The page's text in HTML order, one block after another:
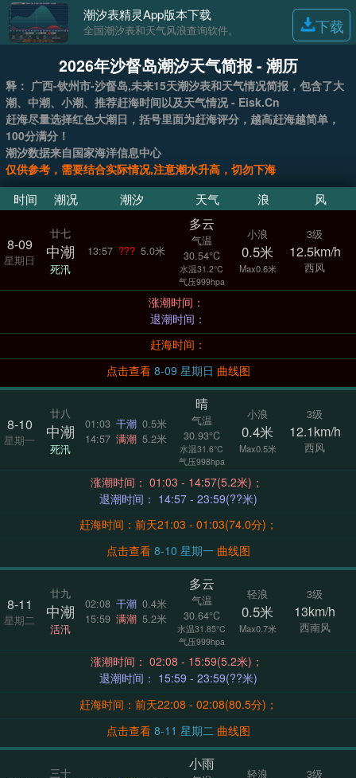
潮汐表精灵App版本下载
全国潮汐表和天气风浪查询软件。 下载
2026年沙督岛潮汐天气简报 - 潮历
释： 广西-钦州市-沙督岛,未来15天潮汐表和天气情况简报，包含了大
潮、中潮、小潮、推荐赶海时间以及天气情况 - Eisk.Cn
赶海尽量选择红色大潮日，括号里面为赶海评分，越高赶海越简单，
100分满分！
潮汐数据来自国家海洋信息中心
仅供参考，需要结合实际情况,注意潮水升高，切勿下海
时间 潮况 潮汐 天气 浪 风
8-09
星期日
廿七
中潮
死汛
13:57 ??? 5.0米
多云
气温
30.54°C
水温31.2°C
气压999hpa
小浪
0.5米
Max0.6米
3级
12.5km/h
西风
涨潮时间：
退潮时间：
赶海时间：
点击查看
8-09 星期日 曲线图
8-10
星期一
廿八
中潮
死汛
01:03 干潮 0.5米
14:57 满潮 5.2米
晴
气温
30.93°C
水温31.6°C
气压998hpa
小浪
0.4米
Max0.5米
3级
12.1km/h
西风
涨潮时间： 01:03 - 14:57(5.2米)；
退潮时间： 14:57 - 23:59(??米)
赶海时间：前天21:03 - 01:03(74.0分)；
点击查看
8-10 星期一 曲线图
8-11
星期二
廿九
中潮
活汛
02:08 干潮 0.4米
15:59 满潮 5.2米
多云
气温
30.64°C
水温31.85°C
气压999hpa
轻浪
0.5米
Max0.7米
3级
13km/h
西南风
涨潮时间： 02:08 - 15:59(5.2米)；
退潮时间： 15:59 - 23:59(??米)
赶海时间：前天22:08 - 02:08(80.5分)；
点击查看
8-11 星期二 曲线图
三十
小雨
轻浪 3级